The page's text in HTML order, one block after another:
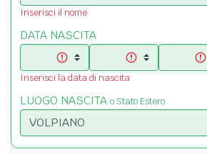
Inserisci il nome
DATA NASCITA
Inserisci la data di nascita
LUOGO NASCITA o Stato Estero